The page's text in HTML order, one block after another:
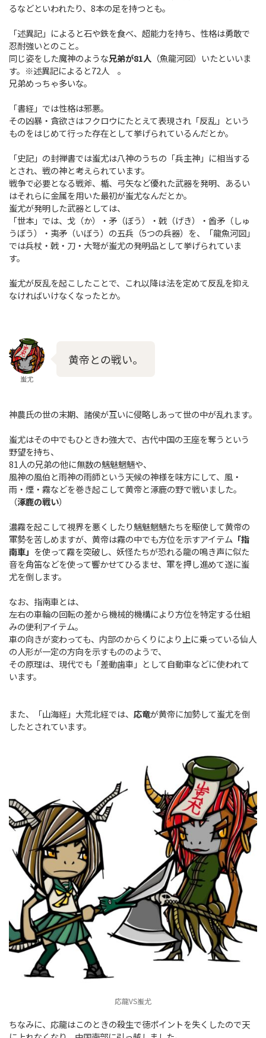
るなどといわれたり、8本の足を持つとも。
「述異記」によると石や鉄を食べ、超能力を持ち、性格は勇敢で
忍耐強いとのこと。
同じ姿をした魔神のような兄弟が81人 （魚龍河図）いたといいま
す。※述異記によると72人 。
兄弟めっちゃ多いな。
「書経」では性格は邪悪。
その凶暴・貪欲さはフクロウにたとえて表現され「反乱」という
ものをはじめて行った存在として挙げられているんだとか。
「史記」の封禅書では蚩尤は八神のうちの「兵主神」に相当する
とされ、戦の神と考えられています。
戦争で必要となる戦斧、楯、弓矢など優れた武器を発明、あるい
はそれらに金属を用いた最初が蚩尤なんだとか。
蚩尤が発明した武器としては、
「世本」では、戈（か）・矛（ぼう）・戟（げき）・酋矛（しゅ
うぼう）・夷矛（いぼう）の五兵（5つの兵器）を、「龍魚河図」
では兵杖・戟・刀・大弩が蚩尤の発明品として挙げられていま
す。
蚩尤が反乱を起こしたことで、これ以降は法を定めて反乱を抑え
なければいけなくなったとか。
蚩尤
黄帝との戦い。
神農氏の世の末期、諸侯が互いに侵略しあって世の中が乱れます。
蚩尤はその中でもひときわ強大で、古代中国の王座を奪うという
野望を持ち、
81人の兄弟の他に無数の魑魅魍魎や、
風神の風伯と雨神の雨師という天候の神様を味方にして、風・
雨・煙・霧などを巻き起こして黄帝と涿鹿の野で戦いました。
（涿鹿の戦い）
濃霧を起こして視界を悪くしたり魑魅魍魎たちを駆使して黄帝の
軍勢を苦しめますが、黄帝は霧の中でも方位を示すアイテム 「指
南車」 を使って霧を突破し、妖怪たちが恐れる龍の鳴き声に似た
音を角笛などを使って響かせてひるませ、軍を押し進めて遂に蚩
尤を倒します。
なお、指南車とは、
左右の車輪の回転の差から機械的機構により方位を特定する仕組
みの便利アイテム。
車の向きが変わっても、内部のからくりにより上に乗っている仙人
の人形が一定の方向を示すもののようで、
その原理は、現代でも「差動歯車」として自動車などに使われて
います。
また、「山海経」大荒北経では、 応竜が黄帝に加勢して蚩尤を倒
したとされています。
応龍VS蚩尤
ちなみに、応龍はこのときの殺生で徳ポイントを失くしたので天